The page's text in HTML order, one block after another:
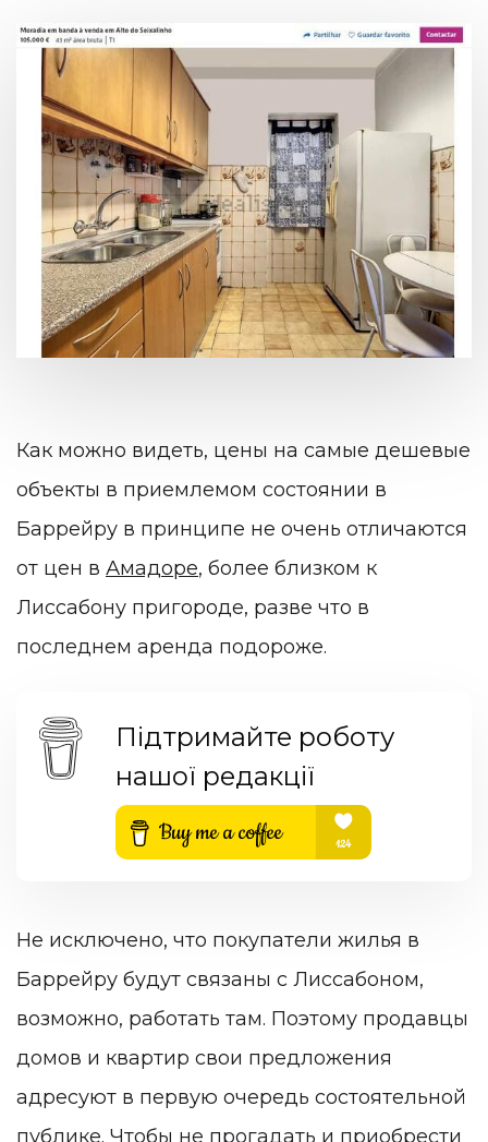
Как можно видеть, цены на самые дешевые
объекты в приемлемом состоянии в
Баррейру в принципе не очень отличаются
от цен в Амадоре, более близком к
Лиссабону пригороде, разве что в
последнем аренда подороже.
Підтримайте роботу
нашої редакції
Не исключено, что покупатели жилья в
Баррейру будут связаны с Лиссабоном,
возможно, работать там. Поэтому продавцы
домов и квартир свои предложения
адресуют в первую очередь состоятельной
публике. Чтобы не прогадать и приобрести